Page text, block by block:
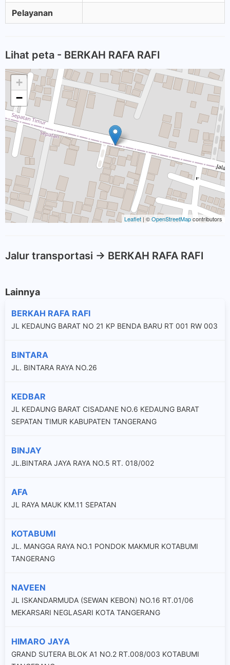
Pelayanan
Lihat peta - BERKAH RAFA RAFI
+
−
Leaflet | ©OpenStreetMapcontributors
Jalur transportasi -> BERKAH RAFA RAFI
Lainnya
BERKAH RAFA RAFI
JL KEDAUNG BARAT NO 21 KP BENDA BARU RT 001 RW 003
BINTARA
JL. BINTARA RAYA NO.26
KEDBAR
JL KEDAUNG BARAT CISADANE NO.6 KEDAUNG BARAT
SEPATAN TIMUR KABUPATEN TANGERANG
BINJAY
JL.BINTARA JAYA RAYA NO.5 RT. 018/002
AFA
JL RAYA MAUK KM.11 SEPATAN
KOTABUMI
JL. MANGGA RAYA NO.1 PONDOK MAKMUR KOTABUMI
TANGERANG
NAVEEN
JL ISKANDARMUDA (SEWAN KEBON) NO.16 RT.01/06
MEKARSARI NEGLASARI KOTA TANGERANG
HIMARO JAYA
GRAND SUTERA BLOK A1 NO.2 RT.008/003 KOTABUMI